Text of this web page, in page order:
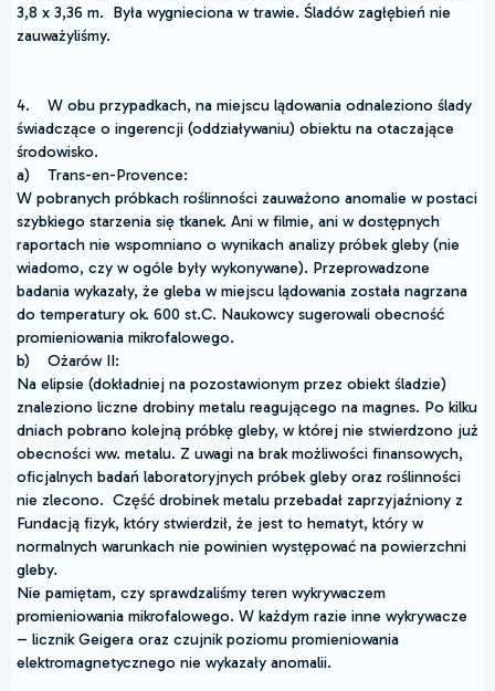
3,8 x 3,36 m. Była wygnieciona w trawie. Śladów zagłębień nie
zauważyliśmy.
4. W obu przypadkach, na miejscu lądowania odnaleziono ślady
świadczące o ingerencji (oddziaływaniu) obiektu na otaczające
środowisko.
a) Trans-en-Provence:
W pobranych próbkach roślinności zauważono anomalie w postaci
szybkiego starzenia się tkanek. Ani w filmie, ani w dostępnych
raportach nie wspomniano o wynikach analizy próbek gleby (nie
wiadomo, czy w ogóle były wykonywane). Przeprowadzone
badania wykazały, że gleba w miejscu lądowania została nagrzana
do temperatury ok. 600 st.C. Naukowcy sugerowali obecność
promieniowania mikrofalowego.
b) Ożarów II:
Na elipsie (dokładniej na pozostawionym przez obiekt śladzie)
znaleziono liczne drobiny metalu reagującego na magnes. Po kilku
dniach pobrano kolejną próbkę gleby, w której nie stwierdzono już
obecności ww. metalu. Z uwagi na brak możliwości finansowych,
oficjalnych badań laboratoryjnych próbek gleby oraz roślinności
nie zlecono. Część drobinek metalu przebadał zaprzyjaźniony z
Fundacją fizyk, który stwierdził, że jest to hematyt, który w
normalnych warunkach nie powinien występować na powierzchni
gleby.
Nie pamiętam, czy sprawdzaliśmy teren wykrywaczem
promieniowania mikrofalowego. W każdym razie inne wykrywacze
– licznik Geigera oraz czujnik poziomu promieniowania
elektromagnetycznego nie wykazały anomalii.